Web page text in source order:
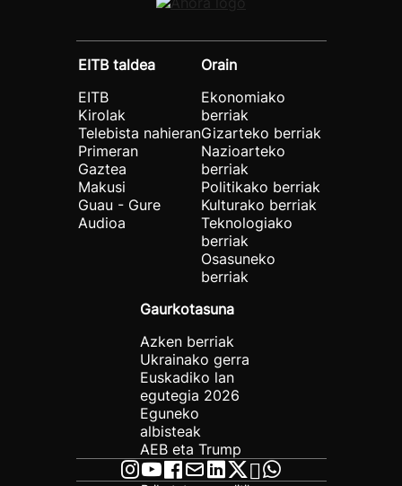
EITB taldea
EITB
Kirolak
Telebista nahieran
Primeran
Gaztea
Makusi
Guau - Gure
Audioa
Orain
Ekonomiako
berriak
Gizarteko berriak
Nazioarteko
berriak
Politikako berriak
Kulturako berriak
Teknologiako
berriak
Osasuneko
berriak
Gaurkotasuna
Azken berriak
Ukrainako gerra
Euskadiko lan
egutegia 2026
Eguneko
albisteak
AEB eta Trump